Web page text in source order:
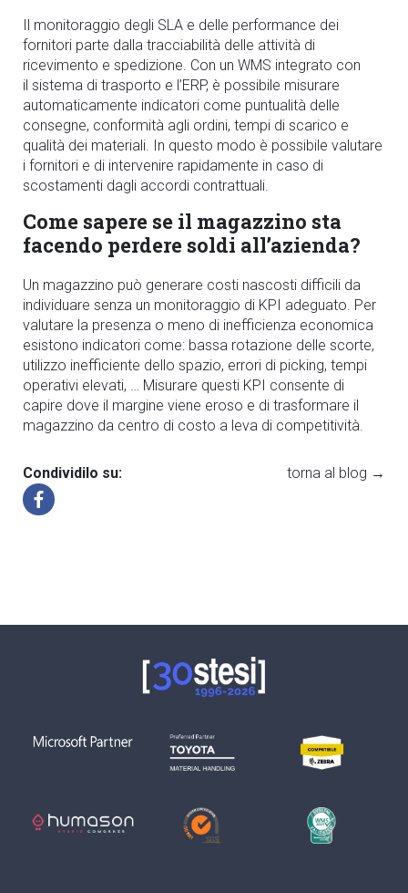
Il monitoraggio degli SLA e delle performance dei
fornitori parte dalla tracciabilità delle attività di
ricevimento e spedizione. Con un WMS integrato con
il sistema di trasporto e l’ERP, è possibile misurare
automaticamente indicatori come puntualità delle
consegne, conformità agli ordini, tempi di scarico e
qualità dei materiali. In questo modo è possibile valutare
i fornitori e di intervenire rapidamente in caso di
scostamenti dagli accordi contrattuali.
Come sapere se il magazzino sta
facendo perdere soldi all’azienda?
Un magazzino può generare costi nascosti difficili da
individuare senza un monitoraggio di KPI adeguato. Per
valutare la presenza o meno di inefficienza economica
esistono indicatori come: bassa rotazione delle scorte,
utilizzo inefficiente dello spazio, errori di picking, tempi
operativi elevati, … Misurare questi KPI consente di
capire dove il margine viene eroso e di trasformare il
magazzino da centro di costo a leva di competitività.
Condividilo su: torna al blog →